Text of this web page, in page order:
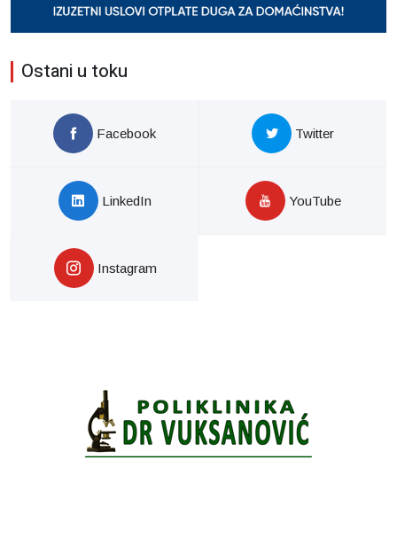
Ostani u toku
Facebook Twitter
LinkedIn YouTube
Instagram